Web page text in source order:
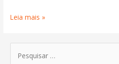
Leia mais »